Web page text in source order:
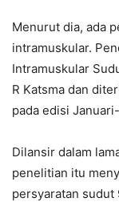
Menurut dia, ada
intramuskular.
Intramuskular
R Katsma dan
pada edisi
Dilansir dalam
penelitian itu
persyaratan